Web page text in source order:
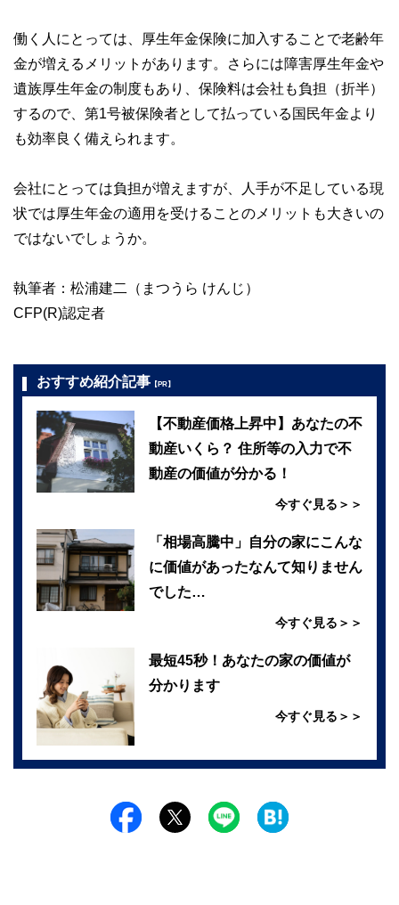
働く人にとっては、厚生年金保険に加入することで老齢年
金が増えるメリットがあります。さらには障害厚生年金や
遺族厚生年金の制度もあり、保険料は会社も負担（折半）
するので、第1号被保険者として払っている国民年金より
も効率良く備えられます。
会社にとっては負担が増えますが、人手が不足している現
状では厚生年金の適用を受けることのメリットも大きいの
ではないでしょうか。
執筆者：松浦建二（まつうら けんじ）
CFP(R)認定者
おすすめ紹介記事 【PR】
【不動産価格上昇中】あなたの不
動産いくら？ 住所等の入力で不
動産の価値が分かる！
今すぐ見る＞＞
「相場高騰中」自分の家にこんな
に価値があったなんて知りません
でした…
今すぐ見る＞＞
最短45秒！あなたの家の価値が
分かります
今すぐ見る＞＞